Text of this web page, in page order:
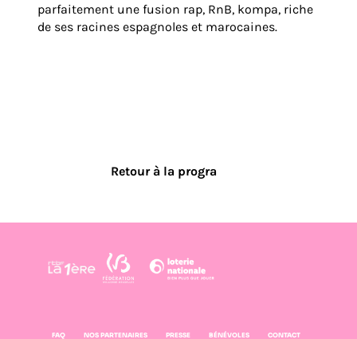
parfaitement une fusion rap, RnB, kompa, riche
de ses racines espagnoles et marocaines.
Retour à la progra
FAQ NOS PARTENAIRES PRESSE BÉNÉVOLES CONTACT